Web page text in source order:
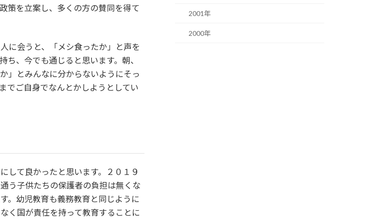
策を立案し、多くの方の賛同を得て
に会うと、「メシ食ったか」と声を
、今でも通じると思います。朝、
」とみんなに分からないようにそっ
でご自身でなんとかしようとしてい
して良かったと思います。２０１９
う子供たちの保護者の負担は無くな
。幼児教育も義務教育と同じように
く国が責任を持って教育することに
2001年
2000年